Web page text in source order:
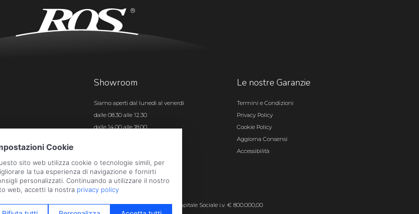
Showroom
Siamo aperti dal lunedì al venerdì
dalle 08.30 alle 12.30
dalle 14.00 alle 18.00
Le nostre Garanzie
Termini e Condizioni
Privacy Policy
Cookie Policy
Aggiorna Consensi
Accessibilità
01496180165 · Iscr. registro imprese di Bergamo n. 01496180165 · Capitale Sociale i.v. € 800.000,00